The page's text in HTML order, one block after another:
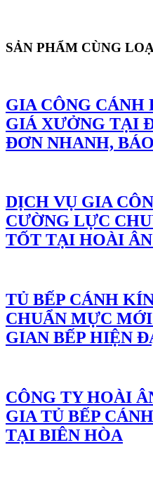
SẢN PHẨM CÙNG
GIA CÔNG
GIÁ XƯỞNG TẠI
ĐƠN NHANH,
DỊCH VỤ GIA
CƯỜNG LỰC
TỐT TẠI HOÀI
TỦ BẾP CÁNH
CHUẨN MỰC
GIAN BẾP HIỆN
CÔNG TY HOÀI
GIA TỦ BẾP
TẠI BIÊN HÒA